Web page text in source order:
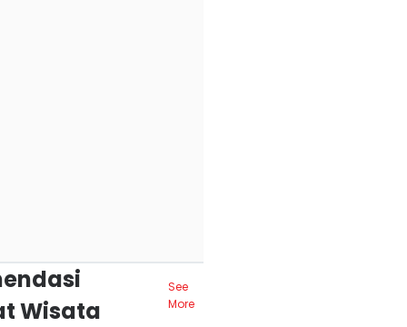
Wisata
See
More